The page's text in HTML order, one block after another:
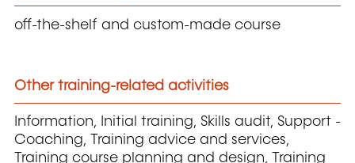
off-the-shelf and custom-made course
Other training-related activities
Information, Initial training, Skills audit, Support -
Coaching, Training advice and services,
Training course planning and design, Training